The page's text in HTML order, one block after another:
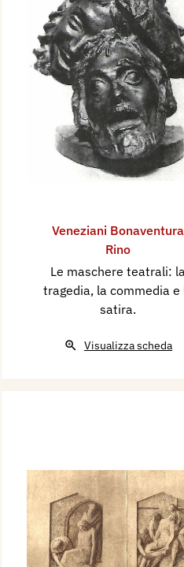
Veneziani Bonaventura
Rino
Le maschere teatrali: la
tragedia, la commedia e
satira.
Visualizza scheda